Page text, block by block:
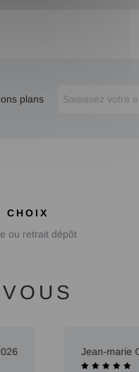
plans
CHOIX
ou retrait dépôt
Jean-marie G.